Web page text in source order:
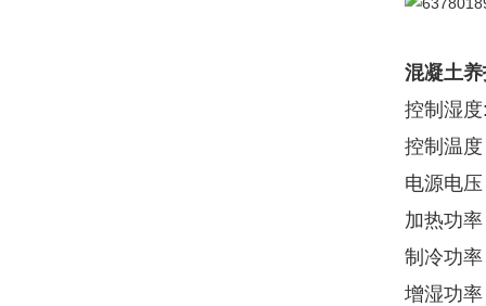
混凝土
控制湿
控制温
电源电
加热功
制冷功
增湿功